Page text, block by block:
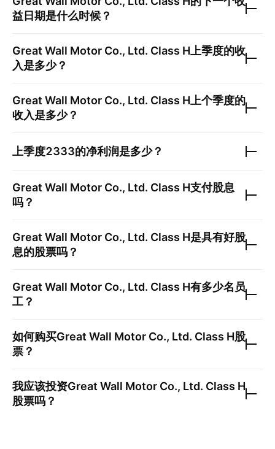
益日期是什么时候？
Great Wall Motor Co., Ltd. Class H 上季度的收
入是多少？
Great Wall Motor Co., Ltd. Class H 上个季度的
收入是多少？
上季度2333的净利润是多少？
Great Wall Motor Co., Ltd. Class H支付股息
吗？
Great Wall Motor Co., Ltd. Class H是具有好股
息的股票吗？
Great Wall Motor Co., Ltd. Class H有多少名员
工？
如何购买Great Wall Motor Co., Ltd. Class H股
票？
我应该投资Great Wall Motor Co., Ltd. Class H
股票吗？